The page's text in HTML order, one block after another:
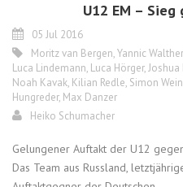
U12 EM – Sieg
05 Jul 2016
Moritz van Bergen,Yannic Walther
Luca Lindemann, Luca Hörger,Joshua
Noah Kavak, Kilian Redle, Simon
Hungreder, Max Danzer
Heiko Schumacher
Gelungener Auftakt der U12
Das Team aus Russland,